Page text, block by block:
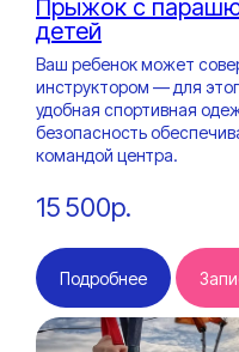
Прыжок с
детей
Ваш ребенок может
инструктором — для
удобная спортивная
безопасность
командой центра.
15 500р.
Подробнее
на